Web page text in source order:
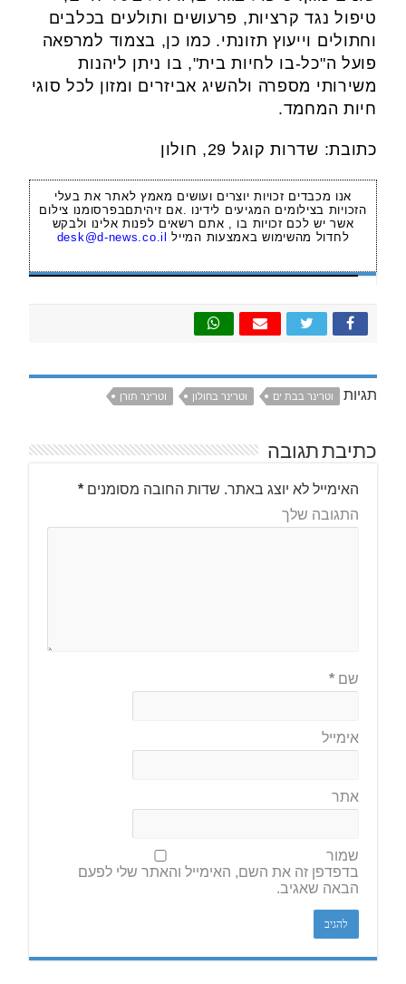
טיפול נגד קרציות, פרעושים ותולעים בכלבים
וחתולים וייעוץ תזונתי. כמו כן, בצמוד למרפאה
פועל ה"כל-בו לחיות בית", בו ניתן ליהנות
משירותי מספרה ולהשיג אביזרים ומזון לכל סוגי
חיות המחמד.
כתובת: שדרות קוגל 29, חולון
אנו מכבדים זכויות יוצרים ועושים מאמץ לאתר את בעלי
הזכויות בצילומים המגיעים לידינו .אם זיהיתםבפרסומנו צילום
אשר יש לכם זכויות בו , אתם רשאים לפנות אלינו ולבקש
לחדול מהשימוש באמצעות המייל
desk@d-news.co.il
תגיות וטרינר בבת ים וטרינר בחולון וטרינר תורן
כתיבת תגובה
האימייל לא יוצג באתר. שדות החובה מסומנים*
התגובה שלך
שם*
אימייל
אתר
שמור
בדפדפן זה את השם, האימייל והאתר שלי לפעם
הבאה שאגיב.